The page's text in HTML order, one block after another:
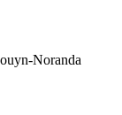
Noranda